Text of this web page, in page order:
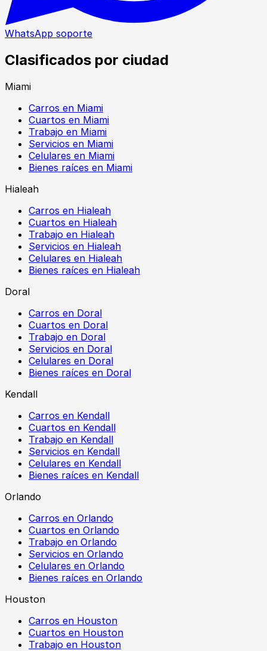
WhatsApp soporte
Clasificados por ciudad
Miami
Carros en Miami
Cuartos en Miami
Trabajo en Miami
Servicios en Miami
Celulares en Miami
Bienes raíces en Miami
Hialeah
Carros en Hialeah
Cuartos en Hialeah
Trabajo en Hialeah
Servicios en Hialeah
Celulares en Hialeah
Bienes raíces en Hialeah
Doral
Carros en Doral
Cuartos en Doral
Trabajo en Doral
Servicios en Doral
Celulares en Doral
Bienes raíces en Doral
Kendall
Carros en Kendall
Cuartos en Kendall
Trabajo en Kendall
Servicios en Kendall
Celulares en Kendall
Bienes raíces en Kendall
Orlando
Carros en Orlando
Cuartos en Orlando
Trabajo en Orlando
Servicios en Orlando
Celulares en Orlando
Bienes raíces en Orlando
Houston
Carros en Houston
Cuartos en Houston
Trabajo en Houston